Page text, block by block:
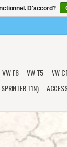
VW T6 VW T5 VW
T1N)
D'accord?